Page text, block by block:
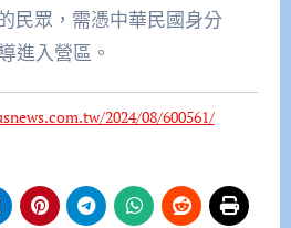
民眾，需憑中華民國身分
進入營區。
2024/08/600561/